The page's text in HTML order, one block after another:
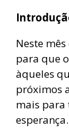
Neste
para que
àqueles
próximos
mais para
esperança.